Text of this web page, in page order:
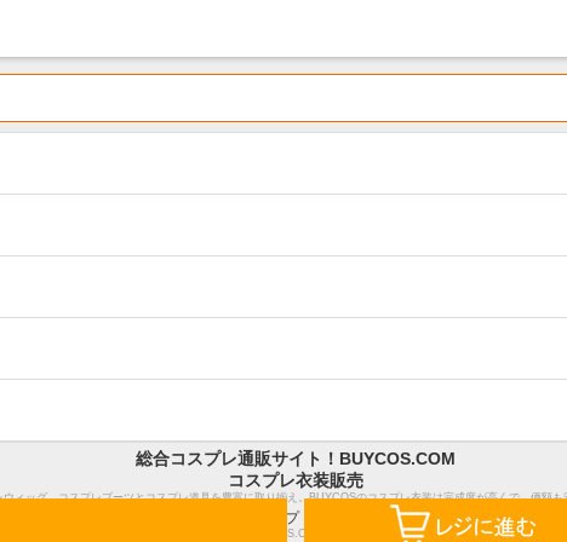
総合コスプレ通販サイト！BUYCOS.COM
コスプレ衣装販売
ィッグ、コスプレブーツとコスプレ道具を豊富に取り揃え。BUYCOSのコスプレ衣装は完成度が高くで、価額
サイトマップ 特定商取引法表示
Copyright Notice ©2018 BUYCOS.COM limited, All Rights Reserved